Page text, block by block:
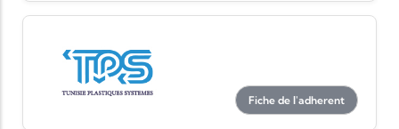
Fiche de l'adherent